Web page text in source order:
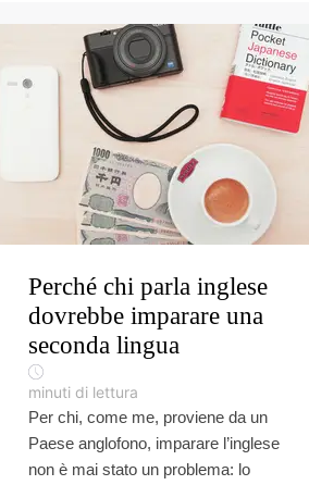
Perché chi parla inglese
dovrebbe imparare una
seconda lingua
minuti di lettura
Per chi, come me, proviene da un
Paese anglofono, imparare l’inglese
non è mai stato un problema: lo